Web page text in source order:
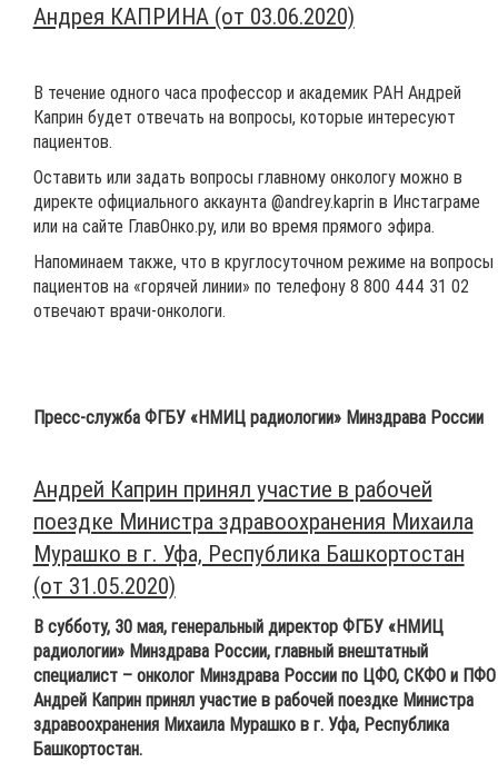
Андрея КАПРИНА (от 03.06.2020)
В течение одного часа профессор и академик РАН Андрей
Каприн будет отвечать на вопросы, которые интересуют
пациентов.
Оставить или задать вопросы главному онкологу можно в
директе официального аккаунта @andrey.kaprin в Инстаграме
или на сайте ГлавОнко.ру, или во время прямого эфира.
Напоминаем также, что в круглосуточном режиме на вопросы
пациентов на «горячей линии» по телефону 8 800 444 31 02
отвечают врачи-онкологи.
Пресс-служба ФГБУ «НМИЦ радиологии» Минздрава России
Андрей Каприн принял участие в рабочей
поездке Министра здравоохранения Михаила
Мурашко в г. Уфа, Республика Башкортостан
(от 31.05.2020)
В субботу, 30 мая, генеральный директор ФГБУ «НМИЦ
радиологии» Минздрава России, главный внештатный
специалист – онколог Минздрава России по ЦФО, СКФО и ПФО
Андрей Каприн принял участие в рабочей поездке Министра
здравоохранения Михаила Мурашко в г. Уфа, Республика
Башкортостан.